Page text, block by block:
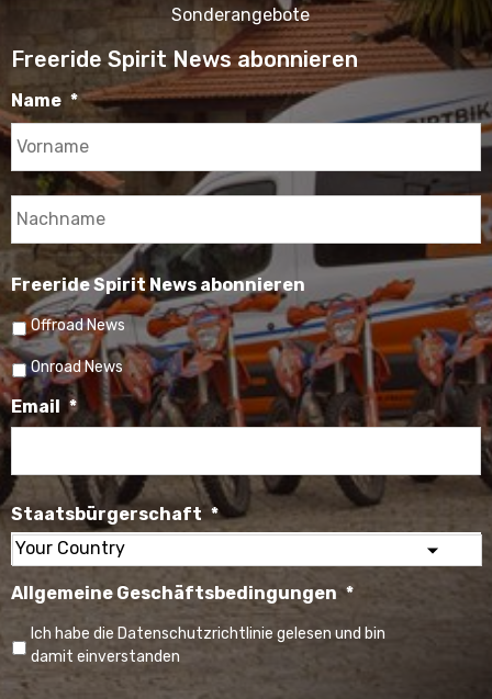
Sonderangebote
Freeride Spirit News abonnieren
Name *
Freeride Spirit News abonnieren
Offroad News
Onroad News
Email *
Staatsbürgerschaft *
Select
your
Allgemeine Geschäftsbedingungen *
Ich habe die Datenschutzrichtlinie gelesen und bin
damit einverstanden